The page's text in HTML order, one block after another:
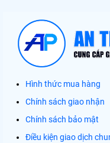
Hình thức mua hàng
Chính sách giao nhận
Chính sách bảo mật
Điều kiện giao dịch